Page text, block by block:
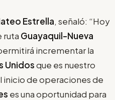
Estrella, señaló: “Hoy
ruta Guayaquil-Nueva
incrementar la
Unidosque es nuestro
inicio de operaciones de
es una oportunidad para